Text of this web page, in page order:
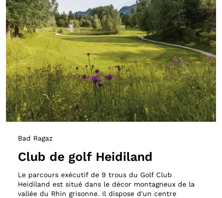
Bad Ragaz
Club de golf Heidiland
Le parcours exécutif de 9 trous du Golf Club
Heidiland est situé dans le décor montagneux de la
vallée du Rhin grisonne. Il dispose d'un centre